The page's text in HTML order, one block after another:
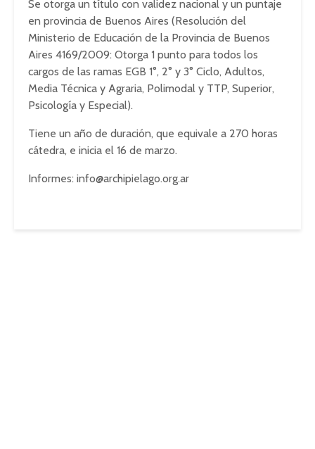
Se otorga un título con validez nacional y un puntaje
en provincia de Buenos Aires (Resolución del
Ministerio de Educación de la Provincia de Buenos
Aires 4169/2009: Otorga 1 punto para todos los
cargos de las ramas EGB 1°, 2° y 3° Ciclo, Adultos,
Media Técnica y Agraria, Polimodal y TTP, Superior,
Psicología y Especial).
Tiene un año de duración, que equivale a 270 horas
cátedra, e inicia el 16 de marzo.
Informes: info@archipielago.org.ar